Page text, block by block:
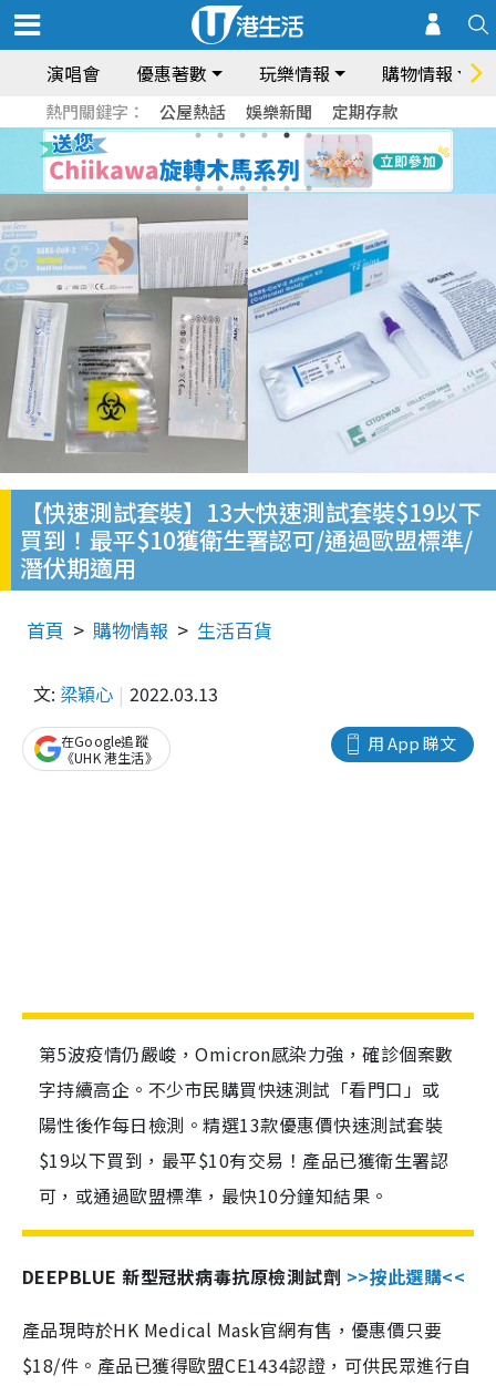
演唱會 優惠著數 玩樂情報 購物情報
熱門關鍵字： 公屋熱話 娛樂新聞 定期存款
【快速測試套裝】13大快速測試套裝$19以下
買到！最平$10獲衛生署認可/通過歐盟標準/
潛伏期適用
首頁 購物情報 生活百貨
文: 梁穎心 2022.03.13
用 App 睇文
在Google追蹤
《UHK 港生活》
第5波疫情仍嚴峻，Omicron感染力強，確診個案數
字持續高企。不少市民購買快速測試「看門口」或
陽性後作每日檢測。精選13款優惠價快速測試套裝
$19以下買到，最平$10有交易！產品已獲衛生署認
可，或通過歐盟標準，最快10分鐘知結果。
DEEPBLUE 新型冠狀病毒抗原檢測試劑 >>按此選購<<
產品現時於HK Medical Mask官網有售，優惠價只要
$18/件。產品已獲得歐盟CE1434認證，可供民眾進行自